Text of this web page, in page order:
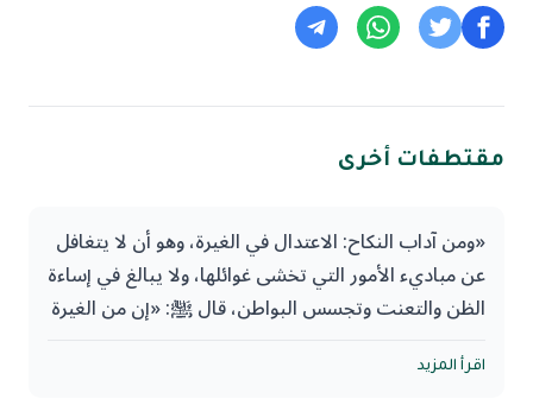
مقتطفات أخرى
«ومن آداب النكاح: الاعتدال في الغيرة، وهو أن لا يتغافل
عن مباديء الأمور التي تخشى غوائلها، ولا يبالغ في إساءة
الظن والتعنت وتجسس البواطن، قال ﷺ: «إن من الغيرة
غير ريبة».
اقرأ المزيد